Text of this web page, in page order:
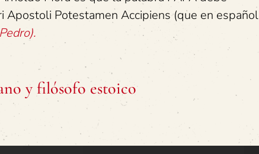
Apostoli Potestamen Accipiens (que en español
y filósofo estoico